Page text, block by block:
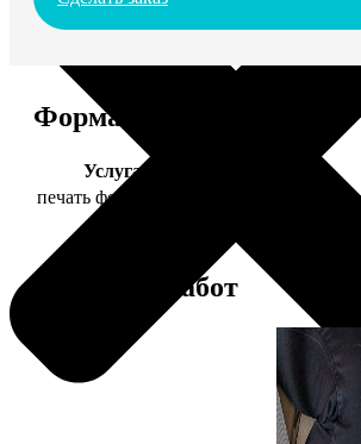
Форматы и цены
Услуга
печать фото 10х15
Примеры работ